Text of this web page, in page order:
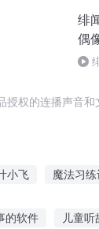
绯
偶
权的连播声音
小飞 魔法习练
的软件 儿童